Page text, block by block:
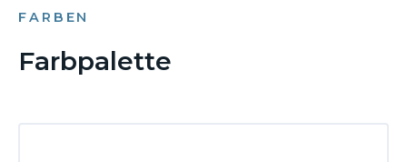
FARBEN
Farbpalette